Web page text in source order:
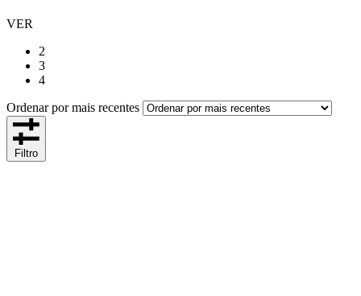
VER
2
3
4
Ordenar por mais recentes
Filtro